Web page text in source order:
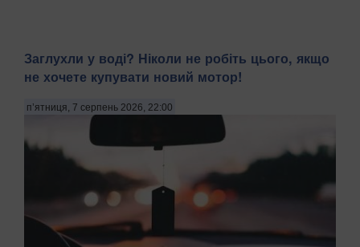
Заглухли у воді? Ніколи не робіть цього, якщо
не хочете купувати новий мотор!
п’ятниця, 7 серпень 2026, 22:00